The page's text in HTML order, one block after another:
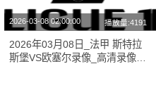
2026-03-08 02:00:00 播放量:4191
2026年03月08日_法甲 斯特拉
斯堡VS欧塞尔录像_高清录像